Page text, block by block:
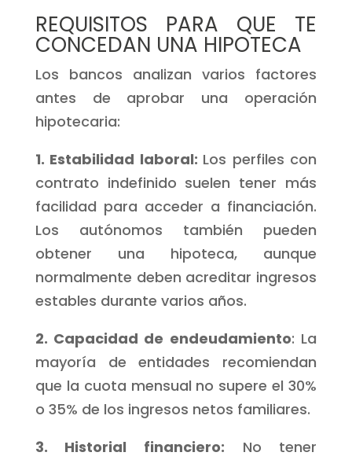
REQUISITOS PARA QUE TE
CONCEDAN UNA HIPOTECA
Los bancos analizan varios factores
antes de aprobar una operación
hipotecaria:
1. Estabilidad laboral: Los perfiles con
contrato indefinido suelen tener más
facilidad para acceder a financiación.
Los autónomos también pueden
obtener una hipoteca, aunque
normalmente deben acreditar ingresos
estables durante varios años.
2. Capacidad de endeudamiento: La
mayoría de entidades recomiendan
que la cuota mensual no supere el 30%
o 35% de los ingresos netos familiares.
3. Historial financiero: No tener